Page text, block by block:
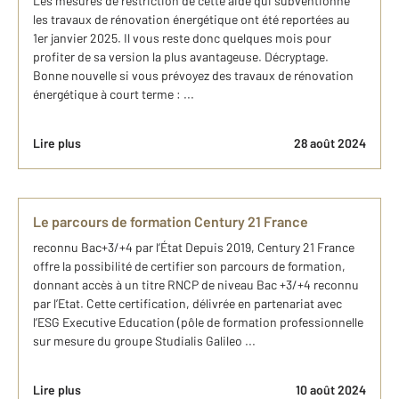
les travaux de rénovation énergétique ont été reportées au
1er janvier 2025. Il vous reste donc quelques mois pour
profiter de sa version la plus avantageuse. Décryptage.
Bonne nouvelle si vous prévoyez des travaux de rénovation
énergétique à court terme : ...
Lire plus 28 août 2024
Le parcours de formation Century 21 France
reconnu Bac+3/+4 par l’État Depuis 2019, Century 21 France
offre la possibilité de certifier son parcours de formation,
donnant accès à un titre RNCP de niveau Bac +3/+4 reconnu
par l’Etat. Cette certification, délivrée en partenariat avec
l’ESG Executive Education (pôle de formation professionnelle
sur mesure du groupe Studialis Galileo ...
Lire plus 10 août 2024